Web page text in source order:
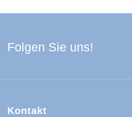
Folgen Sie uns!
Kontakt